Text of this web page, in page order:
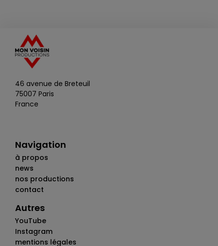
46 avenue de Breteuil
75007 Paris
France
Navigation
à propos
news
nos productions
contact
Autres
YouTube
Instagram
mentions légales